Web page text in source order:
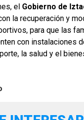
el Gobierno de
la recuperación y
para que las
con instalaciones
la salud y el